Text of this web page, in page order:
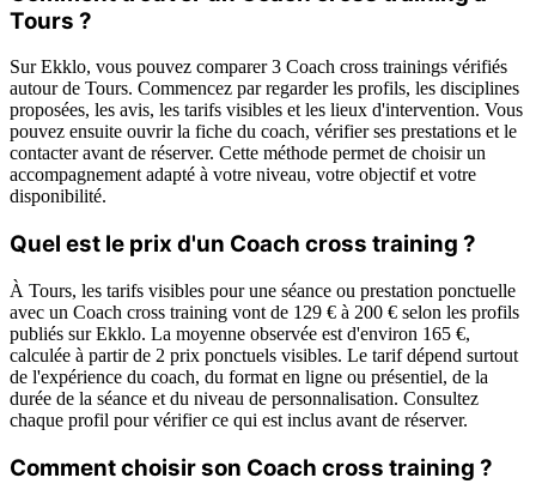
Tours ?
Sur Ekklo, vous pouvez comparer 3 Coach cross trainings vérifiés
autour de Tours. Commencez par regarder les profils, les disciplines
proposées, les avis, les tarifs visibles et les lieux d'intervention. Vous
pouvez ensuite ouvrir la fiche du coach, vérifier ses prestations et le
contacter avant de réserver. Cette méthode permet de choisir un
accompagnement adapté à votre niveau, votre objectif et votre
disponibilité.
Quel est le prix d'un Coach cross training ?
À Tours, les tarifs visibles pour une séance ou prestation ponctuelle
avec un Coach cross training vont de 129 € à 200 € selon les profils
publiés sur Ekklo. La moyenne observée est d'environ 165 €,
calculée à partir de 2 prix ponctuels visibles. Le tarif dépend surtout
de l'expérience du coach, du format en ligne ou présentiel, de la
durée de la séance et du niveau de personnalisation. Consultez
chaque profil pour vérifier ce qui est inclus avant de réserver.
Comment choisir son Coach cross training ?